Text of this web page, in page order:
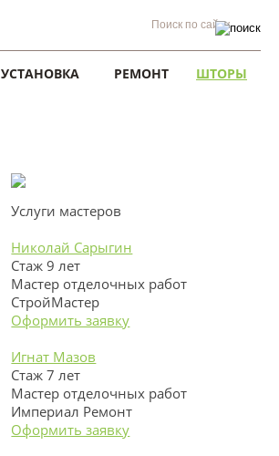
УСТАНОВКА РЕМОНТ ШТОРЫ
Услуги мастеров
Николай Сарыгин
Стаж 9 лет
Мастер отделочных работ
СтройМастер
Оформить заявку
Игнат Мазов
Стаж 7 лет
Мастер отделочных работ
Империал Ремонт
Оформить заявку